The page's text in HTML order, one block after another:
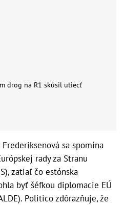
drog na R1 skúsil utiecť
sa spomína
rady za Stranu
zatiaľ čo estónska
byť šéfkou diplomacie EÚ
Politico zdôrazňuje, že